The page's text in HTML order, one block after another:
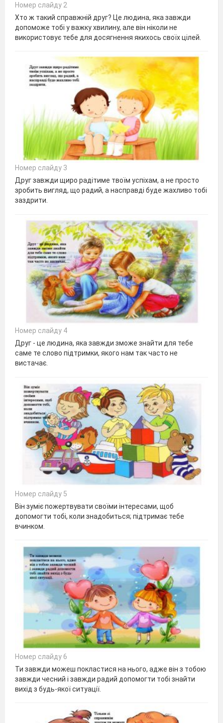
Номер слайду 2
Хто ж такий справжній друг? Це людина, яка завжди
допоможе тобі у важку хвилину, але він ніколи не
використовує тебе для досягнення якихось своїх цілей.
Номер слайду 3
Друг завжди щиро радітиме твоїм успіхам, а не просто
зробить вигляд, що радий, а насправді буде жахливо тобі
заздрити.
Номер слайду 4
Друг - це людина, яка завжди зможе знайти для тебе
саме те слово підтримки, якого нам так часто не
вистачає.
Номер слайду 5
Він зуміє пожертвувати своїми інтересами, щоб
допомогти тобі, коли знадобиться; підтримає тебе
вчинком.
Номер слайду 6
Ти завжди можеш покластися на нього, адже він з тобою
завжди чесний і завжди радий допомогти тобі знайти
вихід з будь-якої ситуації.